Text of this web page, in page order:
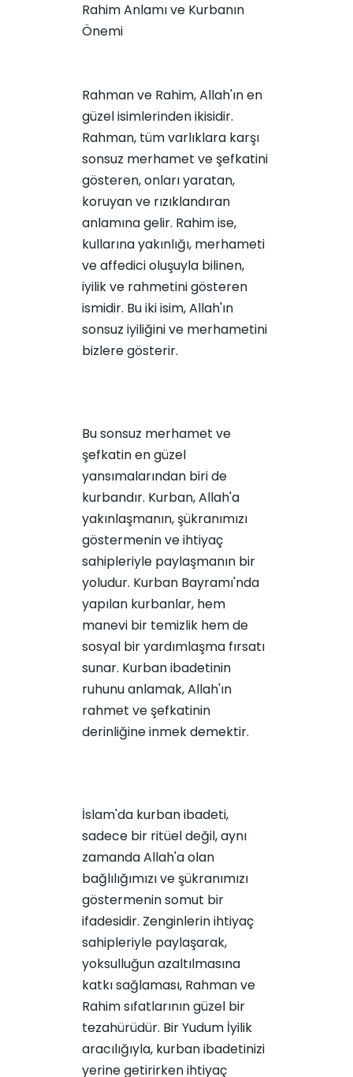
Rahim Anlamı ve Kurbanın
Önemi
Rahman ve Rahim, Allah'ın en
güzel isimlerinden ikisidir.
Rahman, tüm varlıklara karşı
sonsuz merhamet ve şefkatini
gösteren, onları yaratan,
koruyan ve rızıklandıran
anlamına gelir. Rahim ise,
kullarına yakınlığı, merhameti
ve affedici oluşuyla bilinen,
iyilik ve rahmetini gösteren
ismidir. Bu iki isim, Allah'ın
sonsuz iyiliğini ve merhametini
bizlere gösterir.
Bu sonsuz merhamet ve
şefkatin en güzel
yansımalarından biri de
kurbandır. Kurban, Allah'a
yakınlaşmanın, şükranımızı
göstermenin ve ihtiyaç
sahipleriyle paylaşmanın bir
yoludur. Kurban Bayramı'nda
yapılan kurbanlar, hem
manevi bir temizlik hem de
sosyal bir yardımlaşma fırsatı
sunar. Kurban ibadetinin
ruhunu anlamak, Allah'ın
rahmet ve şefkatinin
derinliğine inmek demektir.
İslam'da kurban ibadeti,
sadece bir ritüel değil, aynı
zamanda Allah'a olan
bağlılığımızı ve şükranımızı
göstermenin somut bir
ifadesidir. Zenginlerin ihtiyaç
sahipleriyle paylaşarak,
yoksulluğun azaltılmasına
katkı sağlaması, Rahman ve
Rahim sıfatlarının güzel bir
tezahürüdür. Bir Yudum İyilik
aracılığıyla, kurban ibadetinizi
yerine getirirken ihtiyaç